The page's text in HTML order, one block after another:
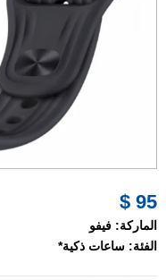
95 $
الماركة: فيفو
الفئة: ساعات ذكية*